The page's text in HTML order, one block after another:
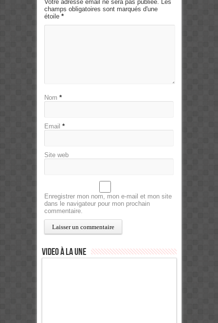
Votre adresse email ne sera pas publiée. Les
champs obligatoires sont marqués d'une
étoile *
Nom *
Email *
Site web
Enregistrer mon nom, mon e-mail et mon site
dans le navigateur pour mon prochain
commentaire.
Video à la Une